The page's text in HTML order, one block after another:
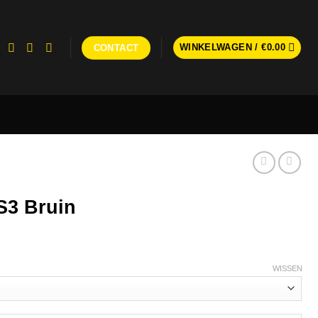
CONTACT WINKELWAGEN /€0.00
Bruin
WISSEN